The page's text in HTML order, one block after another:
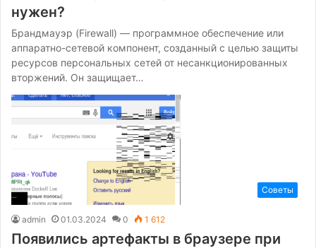
нужен?
Брандмауэр (Firewall) — программное обеспечение или
аппаратно-сетевой компонент, созданный с целью защиты
ресурсов персональных сетей от несанкционированных
вторжений. Он защищает…
Советы
admin 01.03.2024 0 1 612
Появились артефакты в браузере при